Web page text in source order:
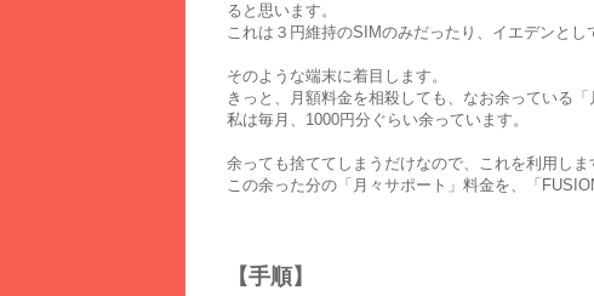
ると思います。
これは３円維持のSIMのみだったり、イエデンとし
そのような端末に着目します。
きっと、月額料金を相殺しても、なお余っている「
私は毎月、1000円分ぐらい余っています。
余っても捨ててしまうだけなので、これを利用しま
この余った分の「月々サポート」料金を、「
【手順】